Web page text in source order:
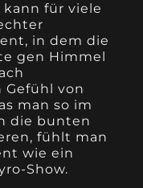
kann für viele
in dem die
gen Himmel
Gefühl von
man so im
die bunten
fühlt man
wie ein
Show.